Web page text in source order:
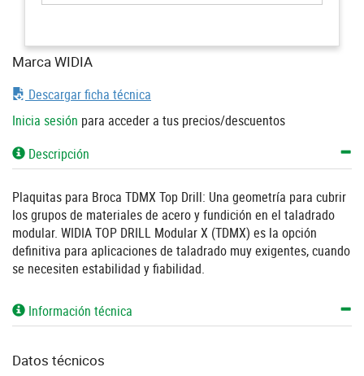
Marca WIDIA
Descargar ficha técnica
Inicia sesión para acceder a tus precios/descuentos
Descripción
Plaquitas para Broca TDMX Top Drill: Una geometría para cubrir
los grupos de materiales de acero y fundición en el taladrado
modular. WIDIA TOP DRILL Modular X (TDMX) es la opción
definitiva para aplicaciones de taladrado muy exigentes, cuando
se necesiten estabilidad y fiabilidad.
Información técnica
Datos técnicos